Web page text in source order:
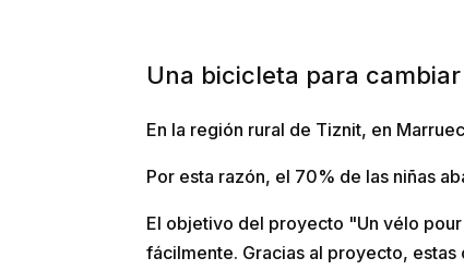
Una bicicleta para
En la región rural de Tiznit, en
Por esta razón, el 70% de las niñas
El objetivo del proyecto "Un vélo
fácilmente. Gracias al proyecto,